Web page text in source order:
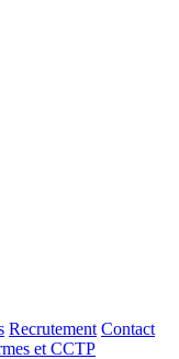
Recrutement Contact
et CCTP